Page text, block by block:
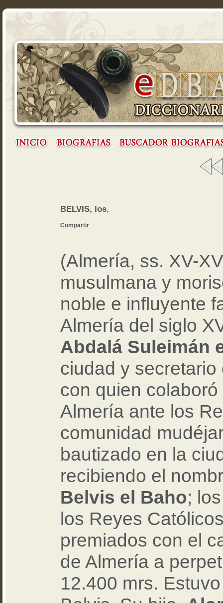
BELVIS, los,
Compartir
(Almería, ss. XV-
musulmana y
noble e influyente
Almería del siglo
Abdalá Suleimán
ciudad y
con quien
Almería ante los
comunidad
bautizado en la
recibiendo el
Belvis el Baho;
los Reyes
premiados con el
de Almería a
12.400 mrs.